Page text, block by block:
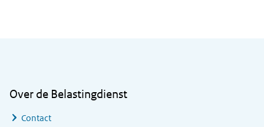
Over de Belastingdienst
Contact